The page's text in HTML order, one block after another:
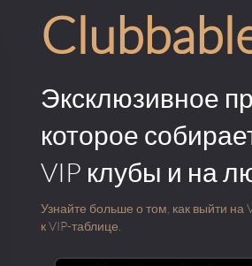
Эксклюзивное
которое
VIP клубы и на
Узнайте больше о том, как выйти на
к VIP-таблице.